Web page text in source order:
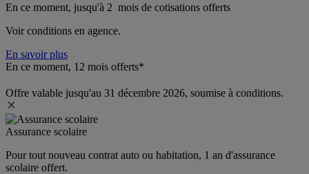
En ce moment, jusqu'à 2  mois de cotisations offerts
Voir conditions en agence.
En savoir plus
En ce moment, 12 mois offerts*
Offre valable jusqu'au 31 décembre 2026, soumise à conditions.
Assurance scolaire
Pour tout nouveau contrat auto ou habitation, 1 an d'assurance
scolaire offert.